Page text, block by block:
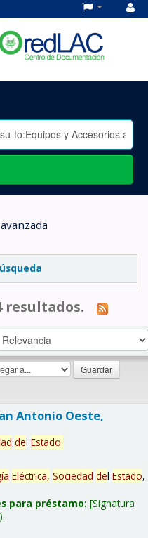
resultados.
Antonio Oeste,
del Estado.
Eléctrica, Sociedad del Estado,
para préstamo: Signatura